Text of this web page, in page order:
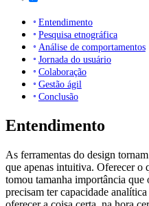
Entendimento
Pesquisa etnográfica
Análise de comportamentos
Jornada do usuário
Colaboração
Gestão ágil
Conclusão
Entendimento
As ferramentas do design
que apenas intuitiva. Oferecer o
tomou tamanha importância que
precisam ter capacidade